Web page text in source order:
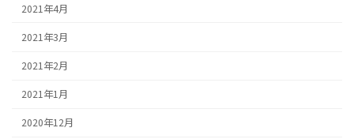
2021年4月
2021年3月
2021年2月
2021年1月
2020年12月